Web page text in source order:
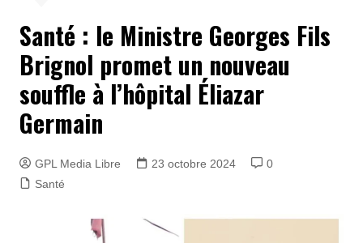
Santé : le Ministre Georges Fils
Brignol promet un nouveau
souffle à l’hôpital Éliazar
Germain
GPL Media Libre 23 octobre 2024
0
Santé